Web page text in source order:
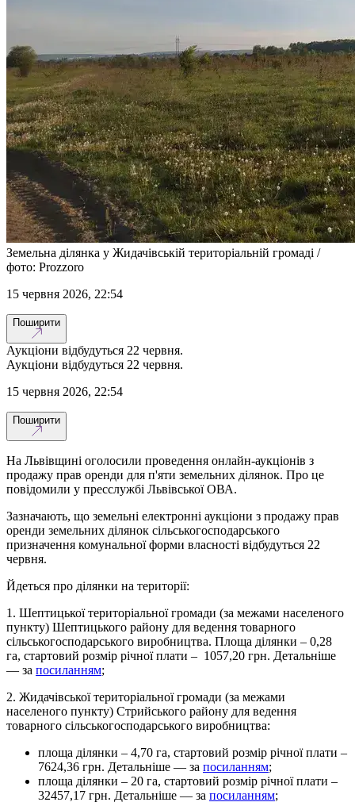
Земельна ділянка у Жидачівській територіальній громаді /
фото: Prozzoro
15 червня 2026, 22:54
Поширити
Аукціони відбудуться 22 червня.
Аукціони відбудуться 22 червня.
15 червня 2026, 22:54
Поширити
На Львівщині оголосили проведення онлайн-аукціонів з
продажу прав оренди для п'яти земельних ділянок. Про це
повідомили у пресслужбі Львівської ОВА.
Зазначають, що земельні електронні аукціони з продажу прав
оренди земельних ділянок сільськогосподарського
призначення комунальної форми власності відбудуться 22
червня.
Йдеться про ділянки на території:
1. Шептицької територіальної громади (за межами населеного
пункту) Шептицького району для ведення товарного
сільськогосподарського виробництва. Площа ділянки – 0,28
га, стартовий розмір річної плати – 1057,20 грн. Детальніше
— за посиланням;
2. Жидачівської територіальної громади (за межами
населеного пункту) Стрийського району для ведення
товарного сільськогосподарського виробництва:
площа ділянки – 4,70 га, стартовий розмір річної плати –
7624,36 грн. Детальніше — за посиланням;
площа ділянки – 20 га, стартовий розмір річної плати –
32457,17 грн. Детальніше — за посиланням;